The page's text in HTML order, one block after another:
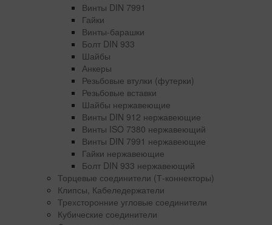
Винты DIN 7991
Гайки
Винты-барашки
Болт DIN 933
Шайбы
Анкеры
Резьбовые втулки (футерки)
Резьбовые вставки
Шайбы нержавеющие
Винты DIN 912 нержавеющие
Винты ISO 7380 нержавеющий
Винты DIN 7991 нержавеющие
Гайки нержавеющие
Болт DIN 933 нержавеющий
Торцевые соединители (Т-коннекторы)
Клипсы, Кабеледержатели
Трехсторонние угловые соединители
Кубические соединители